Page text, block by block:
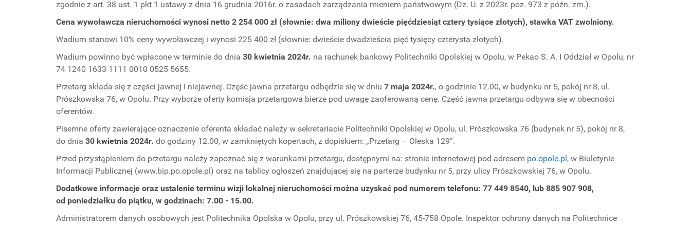
zgodnie z art. 38 ust. 1 pkt 1 ustawy z dnia 16 grudnia 2016r. o zasadach zarządzania mieniem państwowym (Dz. U. z 2023r. poz. 973 z późn. zm.).
Cena wywoławcza nieruchomości wynosi netto 2 254 000 zł (słownie: dwa miliony dwieście pięćdziesiąt cztery tysiące złotych), stawka VAT zwolniony.
Wadium stanowi 10% ceny wywoławczej i wynosi 225 400 zł (słownie: dwieście dwadzieścia pięć tysięcy czterysta złotych).
Wadium powinno być wpłacone w terminie do dnia 30 kwietnia 2024r. na rachunek bankowy Politechniki Opolskiej w Opolu, w Pekao S. A. I Oddział w Opolu, nr
74 1240 1633 1111 0010 0525 5655.
Przetarg składa się z części jawnej i niejawnej. Część jawna przetargu odbędzie się w dniu 7 maja 2024r., o godzinie 12.00, w budynku nr 5, pokój nr 8, ul.
Prószkowska 76, w Opolu. Przy wyborze oferty komisja przetargowa bierze pod uwagę zaoferowaną cenę. Część jawna przetargu odbywa się w obecności
oferentów.
Pisemne oferty zawierające oznaczenie oferenta składać należy w sekretariacie Politechniki Opolskiej w Opolu, ul. Prószkowska 76 (budynek nr 5), pokój nr 8,
do dnia 30 kwietnia 2024r. do godziny 12.00, w zamkniętych kopertach, z dopiskiem: „Przetarg – Oleska 129”.
Przed przystąpieniem do przetargu należy zapoznać się z warunkami przetargu, dostępnymi na: stronie internetowej pod adresem po.opole.pl , w Biuletynie
Informacji Publicznej (www.bip.po.opole.pl) oraz na tablicy ogłoszeń znajdującej się na parterze budynku nr 5, przy ulicy Prószkowskiej 76, w Opolu.
Dodatkowe informacje oraz ustalenie terminu wizji lokalnej nieruchomości można uzyskać pod numerem telefonu: 77 449 8540, lub 885 907 908,
od poniedziałku do piątku, w godzinach: 7.00 - 15.00.
Administratorem danych osobowych jest Politechnika Opolska w Opolu, przy ul. Prószkowskiej 76, 45-758 Opole. Inspektor ochrony danych na Politechnice